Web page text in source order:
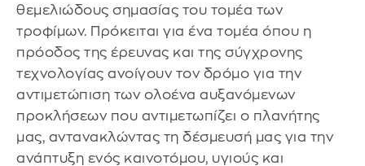
θεμελιώδους σημασίας του τομέα των
τροφίμων. Πρόκειται για ένα τομέα όπου η
πρόοδος της έρευνας και της σύγχρονης
τεχνολογίας ανοίγουν τον δρόμο για την
αντιμετώπιση των ολοένα αυξανόμενων
προκλήσεων που αντιμετωπίζει ο πλανήτης
μας, αντανακλώντας τη δέσμευσή μας για την
ανάπτυξη ενός καινοτόμου, υγιούς και